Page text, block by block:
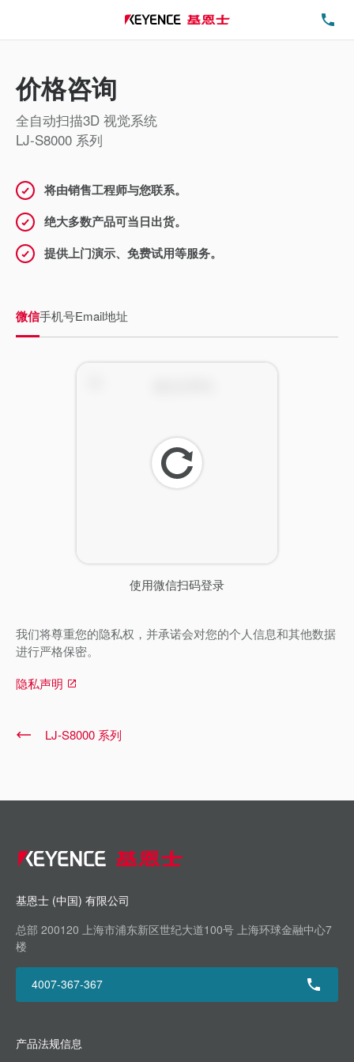
价格咨询
全自动扫描3D 视觉系统
LJ-S8000 系列
将由销售工程师与您联系。
绝大多数产品可当日出货。
提供上门演示、免费试用等服务。
微信手机号Email地址
使用微信扫码登录
刷
新
我们将尊重您的隐私权，并承诺会对您的个人信息和其他数据
进行严格保密。
隐私声明
LJ-S8000 系列
基恩士 (中国) 有限公司
总部 200120 上海市浦东新区世纪大道100号 上海环球金融中心7
楼
4007-367-367
产品法规信息